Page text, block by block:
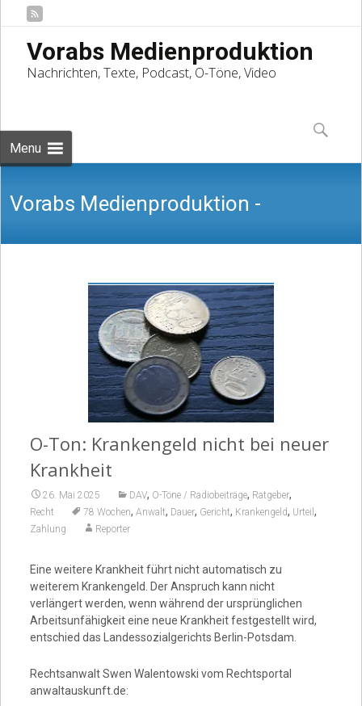
Vorabs Medienproduktion
Nachrichten, Texte, Podcast, O-Töne, Video
Menu
to
content
Suchen
nach:
Vorabs Medienproduktion -
Nachrichten, Texte, Podcast, O-Töne,
O-Ton: Krankengeld nicht bei neuer
Krankheit
26. Mai 2025 DAV, O-Töne / Radiobeiträge, Ratgeber,
Recht 78 Wochen, Anwalt, Dauer, Gericht, Krankengeld, Urteil ,
Zahlung Reporter
Eine weitere Krankheit führt nicht automatisch zu
weiterem Krankengeld. Der Anspruch kann nicht
verlängert werden, wenn während der ursprünglichen
Arbeitsunfähigkeit eine neue Krankheit festgestellt wird,
entschied das Landessozialgerichts Berlin-Potsdam.
Rechtsanwalt Swen Walentowski vom Rechtsportal
anwaltauskunft.de: